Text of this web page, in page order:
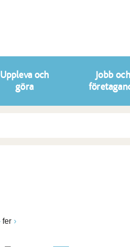
Uppleva och
göra
Jobb och
fer